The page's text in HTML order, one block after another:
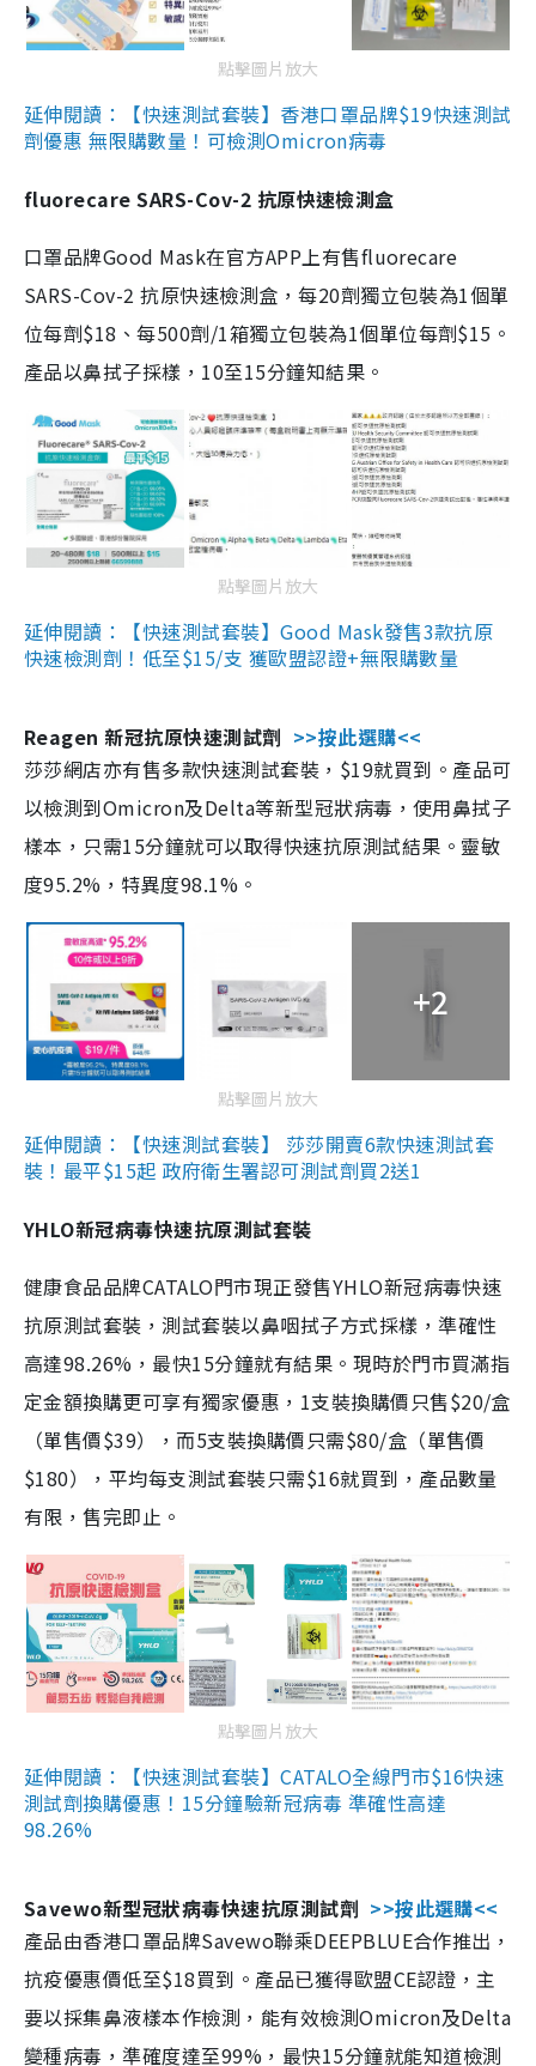
點擊圖片放大
延伸閱讀：【快速測試套裝】香港口罩品牌$19快速測試
劑優惠 無限購數量！可檢測Omicron病毒
fluorecare SARS-Cov-2 抗原快速檢測盒
口罩品牌Good Mask在官方APP上有售fluorecare
SARS-Cov-2 抗原快速檢測盒，每20劑獨立包裝為1個單
位每劑$18、每500劑/1箱獨立包裝為1個單位每劑$15。
產品以鼻拭子採樣，10至15分鐘知結果。
點擊圖片放大
延伸閱讀：【快速測試套裝】Good Mask發售3款抗原
快速檢測劑！低至$15/支 獲歐盟認證+無限購數量
Reagen 新冠抗原快速測試劑 >>按此選購<<
莎莎網店亦有售多款快速測試套裝，$19就買到。產品可
以檢測到Omicron及Delta等新型冠狀病毒，使用鼻拭子
樣本，只需15分鐘就可以取得快速抗原測試結果。靈敏
度95.2%，特異度98.1%。
+2
點擊圖片放大
延伸閱讀：【快速測試套裝】 莎莎開賣6款快速測試套
裝！最平$15起 政府衛生署認可測試劑買2送1
YHLO新冠病毒快速抗原測試套裝
健康食品品牌CATALO門市現正發售YHLO新冠病毒快速
抗原測試套裝，測試套裝以鼻咽拭子方式採樣，準確性
高達98.26%，最快15分鐘就有結果。現時於門市買滿指
定金額換購更可享有獨家優惠，1支裝換購價只售$20/盒
（單售價$39），而5支裝換購價只需$80/盒（單售價
$180），平均每支測試套裝只需$16就買到，產品數量
有限，售完即止。
點擊圖片放大
延伸閱讀：【快速測試套裝】CATALO全線門市$16快速
測試劑換購優惠！15分鐘驗新冠病毒 準確性高達
98.26%
Savewo新型冠狀病毒快速抗原測試劑 >>按此選購<<
產品由香港口罩品牌Savewo聯乘DEEPBLUE合作推出，
抗疫優惠價低至$18買到。產品已獲得歐盟CE認證，主
要以採集鼻液樣本作檢測，能有效檢測Omicron及Delta
變種病毒，準確度達至99%，最快15分鐘就能知道檢測